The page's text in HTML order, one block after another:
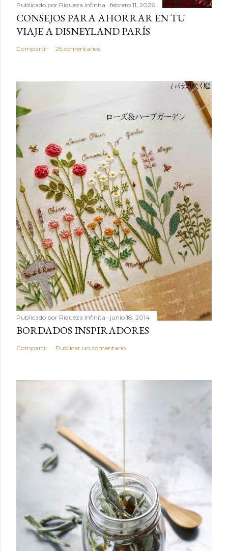
Publicado por Riqueza Infinita febrero 11, 2026
CONSEJOS PARA AHORRAR EN TU
VIAJE A DISNEYLAND PARÍS
Compartir 25 comentarios
Publicado por Riqueza Infinita junio 18, 2014
BORDADOS INSPIRADORES
Compartir Publicar un comentario